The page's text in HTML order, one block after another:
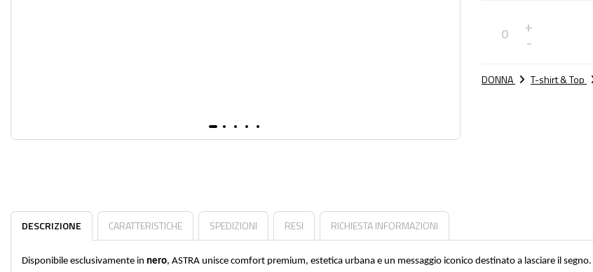
+
-
DONNA T-shirt & Top
DESCRIZIONE CARATTERISTICHE SPEDIZIONI RESI RICHIESTA INFORMAZIONI
Disponibile esclusivamente in nero, ASTRA unisce comfort premium, estetica urbana e un messaggio iconico destinato a lasciare il segno.